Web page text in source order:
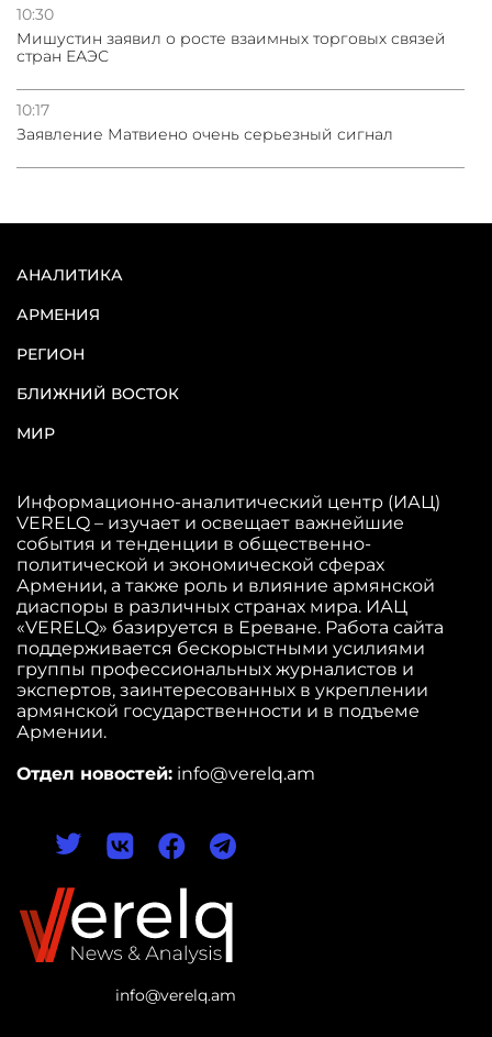
10:30
Мишустин заявил о росте взаимных торговых связей
стран ЕАЭС
10:17
Заявление Матвиено очень серьезный сигнал
info@verelq.am
АНАЛИТИКА
АРМЕНИЯ
РЕГИОН
БЛИЖНИЙ ВОСТОК
МИР
Информационно-аналитический центр (ИАЦ)
VERELQ – изучает и освещает важнейшие
события и тенденции в общественно-
политической и экономической сферах
Армении, а также роль и влияние армянской
диаспоры в различных странах мира. ИАЦ
«VERELQ» базируется в Ереване. Работа сайта
поддерживается бескорыстными усилиями
группы профессиональных журналистов и
экспертов, заинтересованных в укреплении
армянской государственности и в подъеме
Армении.
Отдел новостей: info@verelq.am